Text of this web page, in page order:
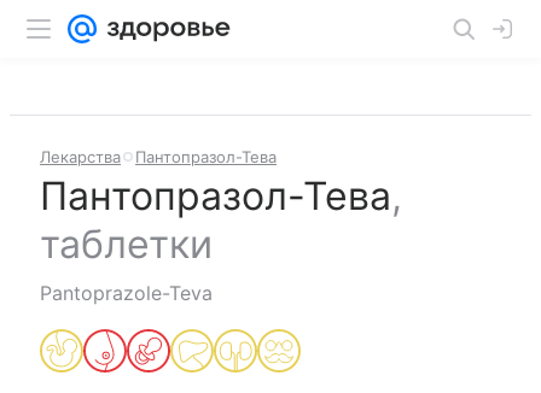
Лекарства Пантопразол-Тева
Пантопразол-Тева,
таблетки
Pantoprazole-Teva